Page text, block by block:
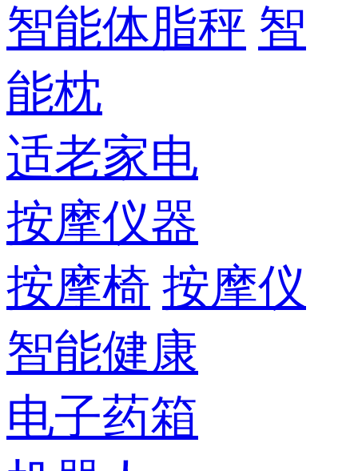
智能体脂秤 智
能枕
适老家电
按摩仪器
按摩椅 按摩仪
智能健康
电子药箱